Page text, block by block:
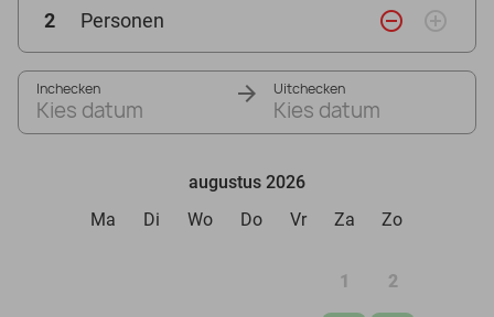
2 Personen remove_circle_outline add_circle_outline
Inchecken
Kies datum
Uitchecken
Kies datum
augustus 2026
Ma
Di Wo Do Vr Za Zo
1 2